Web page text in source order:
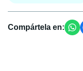
Compártela en: